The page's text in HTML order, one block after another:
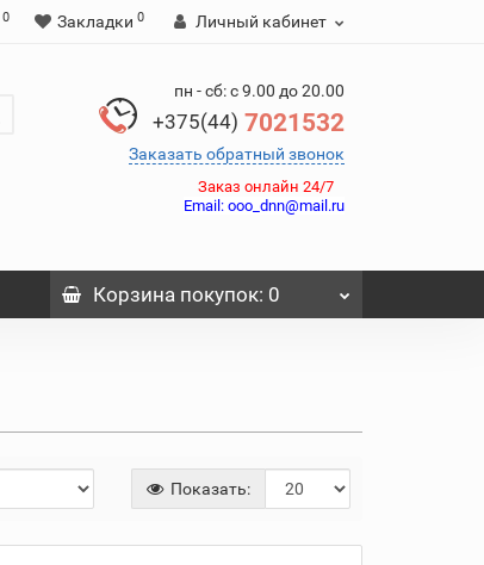
0 Закладки 0 Личный кабинет
пн - сб: с 9.00 до 20.00
+375(44) 7021532
Заказать обратный звонок
Заказ онлайн 24/7
Email: ooo_dnn@mail.ru
Корзинапокупок: 0
Показать: